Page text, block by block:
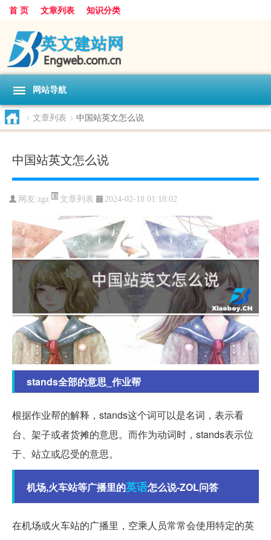
首 页 文章列表 知识分类
网站导航
> 文章列表 > 中国站英文怎么说
中国站英文怎么说
网友:zgz 文章列表 2024-02-18 01:18:02
stands全部的意思_作业帮
根据作业帮的解释，stands这个词可以是名词，表示看
台、架子或者货摊的意思。而作为动词时，stands表示位
于、站立或忍受的意思。
机场,火车站等广播里的英语怎么说-ZOL问答
在机场或火车站的广播里，空乘人员常常会使用特定的英